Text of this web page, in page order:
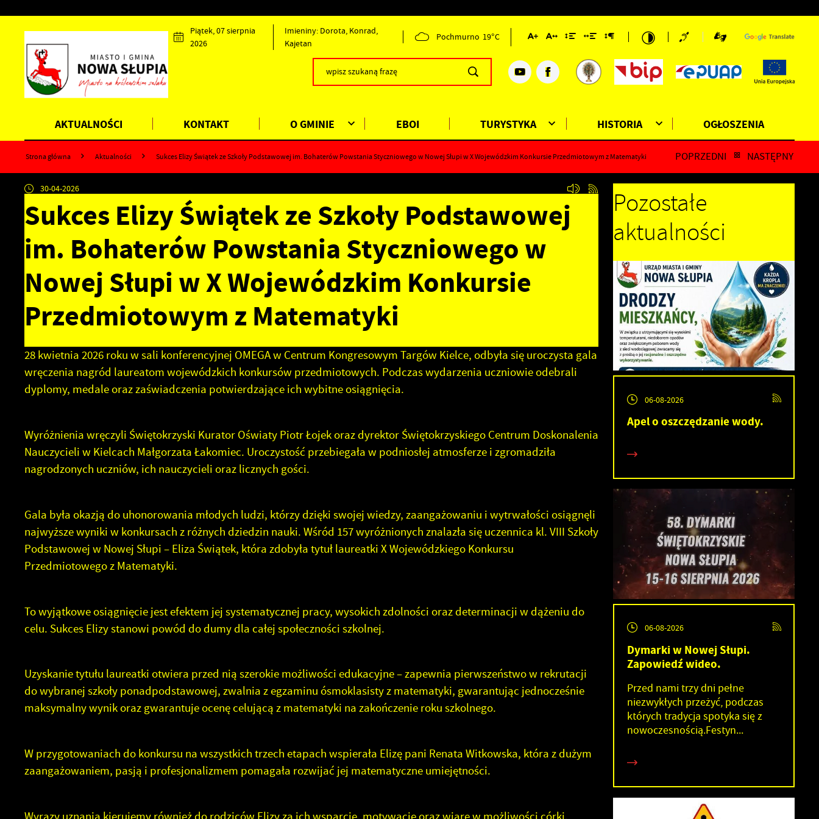
Piątek, 07 sierpnia
2026
Imieniny: Dorota, Konrad,
Kajetan
Pochmurno 19°C
AKTUALNOŚCI KONTAKT O GMINIE EBOI TURYSTYKA HISTORIA OGŁOSZENIA
Strona główna Aktualności Sukces Elizy Świątek ze Szkoły Podstawowej im. Bohaterów Powstania Styczniowego w Nowej Słupi w X Wojewódzkim Konkursie Przedmiotowym z Matematyki POPRZEDNI NASTĘPNY
30-04-2026
Sukces Elizy Świątek ze Szkoły Podstawowej
im. Bohaterów Powstania Styczniowego w
Nowej Słupi w X Wojewódzkim Konkursie
Przedmiotowym z Matematyki
28 kwietnia 2026 roku w sali konferencyjnej OMEGA w Centrum Kongresowym Targów Kielce, odbyła się uroczysta gala
wręczenia nagród laureatom wojewódzkich konkursów przedmiotowych. Podczas wydarzenia uczniowie odebrali
dyplomy, medale oraz zaświadczenia potwierdzające ich wybitne osiągnięcia.
Wyróżnienia wręczyli Świętokrzyski Kurator Oświaty Piotr Łojek oraz dyrektor Świętokrzyskiego Centrum Doskonalenia
Nauczycieli w Kielcach Małgorzata Łakomiec. Uroczystość przebiegała w podniosłej atmosferze i zgromadziła
nagrodzonych uczniów, ich nauczycieli oraz licznych gości.
Gala była okazją do uhonorowania młodych ludzi, którzy dzięki swojej wiedzy, zaangażowaniu i wytrwałości osiągnęli
najwyższe wyniki w konkursach z różnych dziedzin nauki. Wśród 157 wyróżnionych znalazła się uczennica kl. VIII Szkoły
Podstawowej w Nowej Słupi – Eliza Świątek, która zdobyła tytuł laureatki X Wojewódzkiego Konkursu
Przedmiotowego z Matematyki.
To wyjątkowe osiągnięcie jest efektem jej systematycznej pracy, wysokich zdolności oraz determinacji w dążeniu do
celu. Sukces Elizy stanowi powód do dumy dla całej społeczności szkolnej.
Uzyskanie tytułu laureatki otwiera przed nią szerokie możliwości edukacyjne – zapewnia pierwszeństwo w rekrutacji
do wybranej szkoły ponadpodstawowej, zwalnia z egzaminu ósmoklasisty z matematyki, gwarantując jednocześnie
maksymalny wynik oraz gwarantuje ocenę celującą z matematyki na zakończenie roku szkolnego.
W przygotowaniach do konkursu na wszystkich trzech etapach wspierała Elizę pani Renata Witkowska, która z dużym
zaangażowaniem, pasją i profesjonalizmem pomagała rozwijać jej matematyczne umiejętności.
Pozostałe
aktualności
06-08-2026
Apel o oszczędzanie wody.
06-08-2026
Dymarki w Nowej Słupi.
Zapowiedź wideo.
Przed nami trzy dni pełne
niezwykłych przeżyć, podczas
których tradycja spotyka się z
nowoczesnością.Festyn...